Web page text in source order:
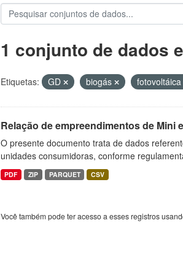
1 conjunto de dados
Etiquetas: GD biogás fotovoltáica
Relação de empreendimentos de Mini
O presente documento trata de dados
unidades consumidoras, conforme
PDF ZIP PARQUET CSV
Você também pode ter acesso a esses registros